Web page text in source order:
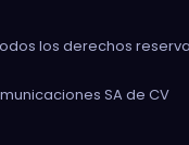
los derechos
SA de CV